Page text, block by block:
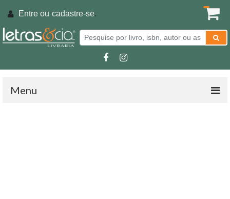
Entre ou cadastre-se.
Menu